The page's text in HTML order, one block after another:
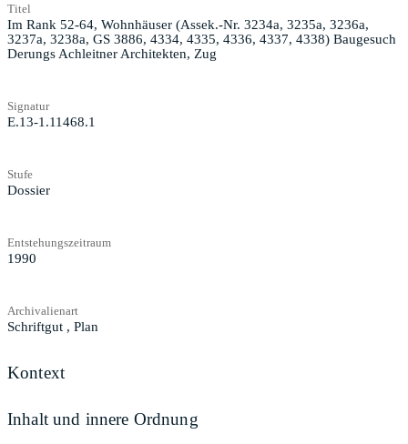
Titel
Im Rank 52-64, Wohnhäuser (Assek.-Nr. 3234a, 3235a, 3236a,
3237a, 3238a, GS 3886, 4334, 4335, 4336, 4337, 4338) Baugesuch
Derungs Achleitner Architekten, Zug
Signatur
E.13-1.11468.1
Stufe
Dossier
Entstehungszeitraum
1990
Archivalienart
Schriftgut , Plan
Kontext
Inhalt und innere Ordnung